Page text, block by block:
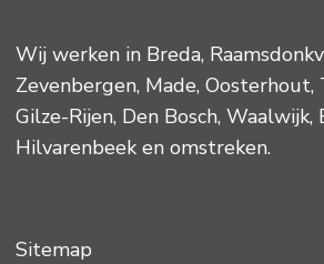
Wij werken in Breda,
Zevenbergen, Made, Oosterhout,
Gilze-Rijen, Den Bosch, Waalwijk,
Hilvarenbeeken omstreken.
Sitemap